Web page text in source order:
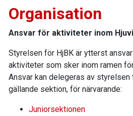
Organisation
Ansvar för aktiviteter inom
Styrelsen för HjBK är ytterst
aktiviteter som sker inom ramen
Ansvar kan delegeras av
gällande sektion, för närvarande:
Juniorsektionen